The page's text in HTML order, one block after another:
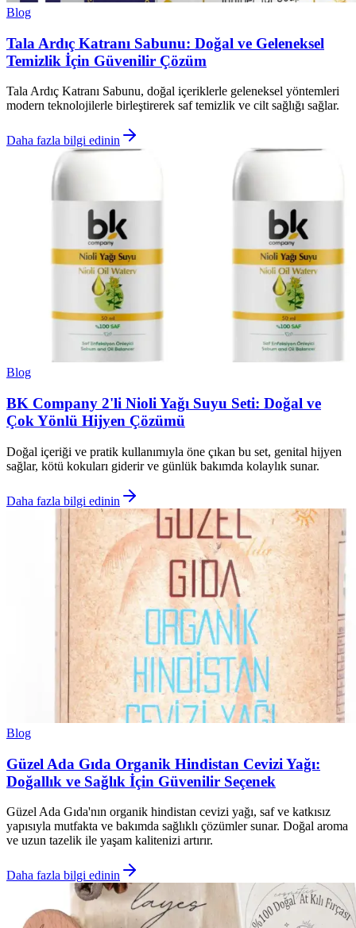
Blog
Tala Ardıç Katranı Sabunu: Doğal ve Geleneksel
Temizlik İçin Güvenilir Çözüm
Tala Ardıç Katranı Sabunu, doğal içeriklerle geleneksel yöntemleri
modern teknolojilerle birleştirerek saf temizlik ve cilt sağlığı sağlar.
Daha fazla bilgi edinin
Blog
BK Company 2'li Nioli Yağı Suyu Seti: Doğal ve
Çok Yönlü Hijyen Çözümü
Doğal içeriği ve pratik kullanımıyla öne çıkan bu set, genital hijyen
sağlar, kötü kokuları giderir ve günlük bakımda kolaylık sunar.
Daha fazla bilgi edinin
Blog
Güzel Ada Gıda Organik Hindistan Cevizi Yağı:
Doğallık ve Sağlık İçin Güvenilir Seçenek
Güzel Ada Gıda'nın organik hindistan cevizi yağı, saf ve katkısız
yapısıyla mutfakta ve bakımda sağlıklı çözümler sunar. Doğal aroma
ve uzun tazelik ile yaşam kalitenizi artırır.
Daha fazla bilgi edinin